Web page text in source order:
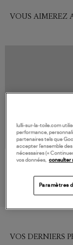
VOUS AIMEREZ
IBELIV
VOS DERNIERS
lulli-sur-la-toile.com
performance,
partenaires tels que
accepter l’ensemble
nécessaires («
vos données, consulter
Paramètres